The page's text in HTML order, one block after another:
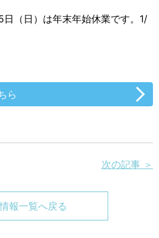
日（日）は年末年始休業です。1/
ら
次の記事 ＞
報一覧へ戻る